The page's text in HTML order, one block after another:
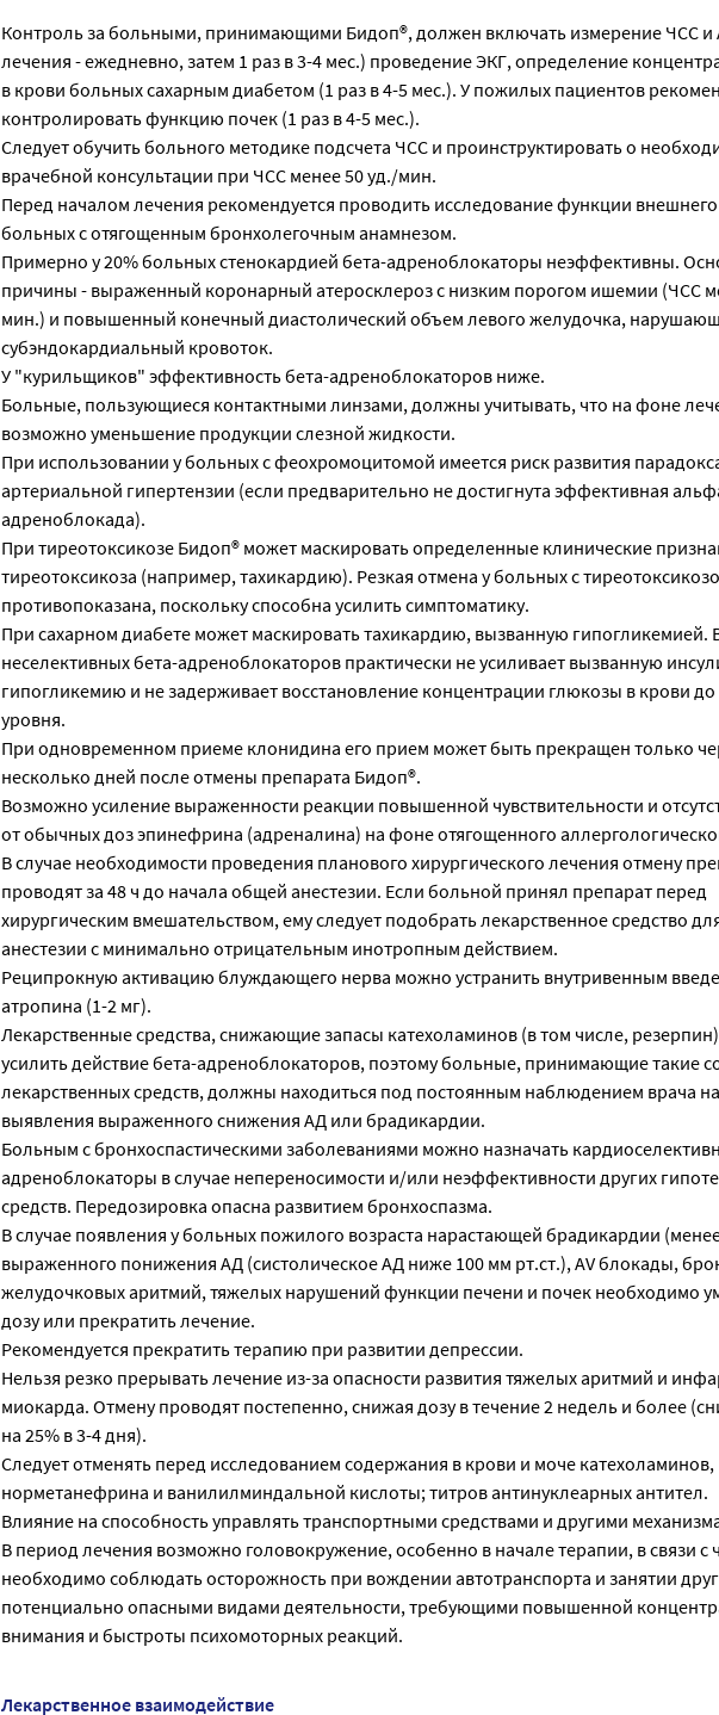
Контроль за больными, принимающими Бидоп®, должен включать измерение ЧСС и
лечения - ежедневно, затем 1 раз в 3-4 мес.) проведение ЭКГ, определение
в крови больных сахарным диабетом (1 раз в 4-5 мес.). У пожилых пациентов
контролировать функцию почек (1 раз в 4-5 мес.).
Следует обучить больного методике подсчета ЧСС и проинструктировать о
врачебной консультации при ЧСС менее 50 уд./мин.
Перед началом лечения рекомендуется проводить исследование функции
больных с отягощенным бронхолегочным анамнезом.
Примерно у 20% больных стенокардией бета-адреноблокаторы неэффективны.
причины - выраженный коронарный атеросклероз с низким порогом ишемии (ЧСС
мин.) и повышенный конечный диастолический объем левого желудочка,
субэндокардиальный кровоток.
У "курильщиков" эффективность бета-адреноблокаторов ниже.
Больные, пользующиеся контактными линзами, должны учитывать, что на фоне
возможно уменьшение продукции слезной жидкости.
При использовании у больных с феохромоцитомой имеется риск развития
артериальной гипертензии (если предварительно не достигнута эффективная
адреноблокада).
При тиреотоксикозе Бидоп® может маскировать определенные клинические
тиреотоксикоза (например, тахикардию). Резкая отмена у больных с
противопоказана, поскольку способна усилить симптоматику.
При сахарном диабете может маскировать тахикардию, вызванную гипогликемией.
неселективных бета-адреноблокаторов практически не усиливает вызванную
гипогликемию и не задерживает восстановление концентрации глюкозы в крови
уровня.
При одновременном приеме клонидина его прием может быть прекращен только
несколько дней после отмены препарата Бидоп®.
Возможно усиление выраженности реакции повышенной чувствительности и
от обычных доз эпинефрина (адреналина) на фоне отягощенного
В случае необходимости проведения планового хирургического лечения отмену
проводят за 48 ч до начала общей анестезии. Если больной принял препарат перед
хирургическим вмешательством, ему следует подобрать лекарственное средство
анестезии с минимально отрицательным инотропным действием.
Реципрокную активацию блуждающего нерва можно устранить внутривенным
атропина (1-2 мг).
Лекарственные средства, снижающие запасы катехоламинов (в том числе,
усилить действие бета-адреноблокаторов, поэтому больные, принимающие такие
лекарственных средств, должны находиться под постоянным наблюдением врача
выявления выраженного снижения АД или брадикардии.
Больным с бронхоспастическими заболеваниями можно назначать
адреноблокаторы в случае непереносимости и/или неэффективности других
средств. Передозировка опасна развитием бронхоспазма.
В случае появления у больных пожилого возраста нарастающей брадикардии
выраженного понижения АД (систолическое АД ниже 100 мм рт.ст.), AV блокады,
желудочковых аритмий, тяжелых нарушений функции печени и почек необходимо
дозу или прекратить лечение.
Рекомендуется прекратить терапию при развитии депрессии.
Нельзя резко прерывать лечение из-за опасности развития тяжелых аритмий и
миокарда. Отмену проводят постепенно, снижая дозу в течение 2 недель и более
на 25% в 3-4 дня).
Следует отменять перед исследованием содержания в крови и моче катехоламинов,
норметанефрина и ванилилминдальной кислоты; титров антинуклеарных антител.
Влияние на способность управлять транспортными средствами и другими
В период лечения возможно головокружение, особенно в начале терапии, в связи с
необходимо соблюдать осторожность при вождении автотранспорта и занятии
потенциально опасными видами деятельности, требующими повышенной
внимания и быстроты психомоторных реакций.
Лекарственное взаимодействие